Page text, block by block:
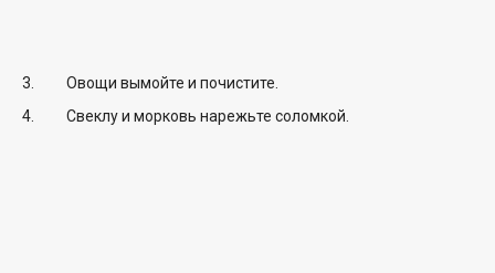
Овощи вымойте и почистите.
Свеклу и морковь нарежьте соломкой.